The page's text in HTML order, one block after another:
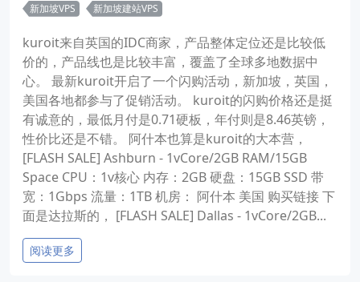
新加坡VPS
新加坡建站VPS
kuroit来自英国的IDC商家，产品整体定位还是比较低
价的，产品线也是比较丰富，覆盖了全球多地数据中
心。 最新kuroit开启了一个闪购活动，新加坡，英国，
美国各地都参与了促销活动。 kuroit的闪购价格还是挺
有诚意的，最低月付是0.71硬板，年付则是8.46英镑，
性价比还是不错。 阿什本也算是kuroit的大本营，
[FLASH SALE] Ashburn - 1vCore/2GB RAM/15GB
Space CPU：1v核心 内存：2GB 硬盘：15GB SSD 带
宽：1Gbps 流量：1TB 机房： 阿什本 美国 购买链接 下
面是达拉斯的， [FLASH SALE] Dallas - 1vCore/2GB...
阅读更多